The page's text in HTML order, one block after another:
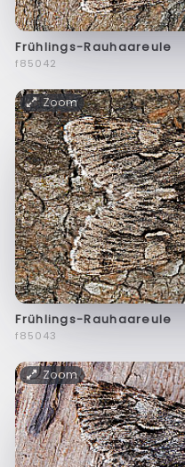
Frühlings-Rauhaareule
f85042
Zoom
Frühlings-Rauhaareule
f85043
Zoom